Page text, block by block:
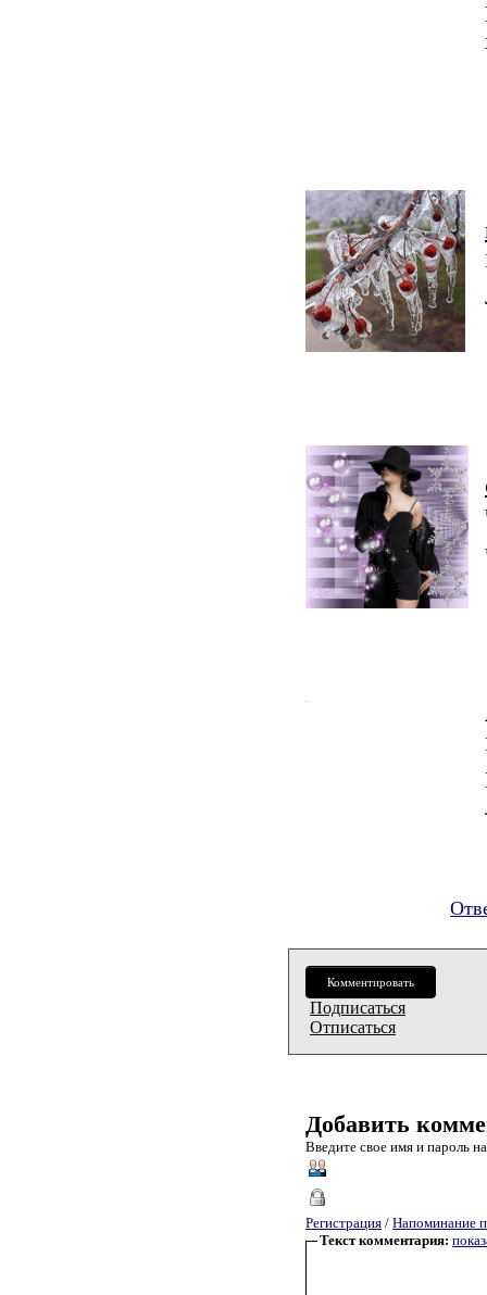
Комментировать
Подписаться
Отписаться
Добавить
Введите свое имя и пароль
Регистрация / Напоминание
Текст комментария: